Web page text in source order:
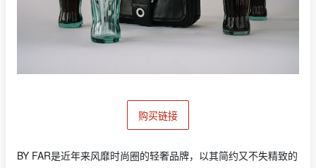
购买链接
BY FAR是近年来风靡时尚圈的轻奢品牌，以其简约又不失精致的